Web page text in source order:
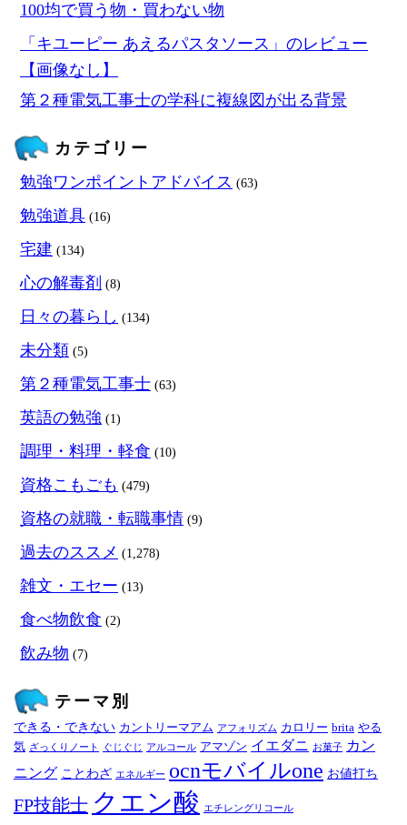
100均で買う物・買わない物
「キユーピー あえるパスタソース」のレビュー
【画像なし】
第２種電気工事士の学科に複線図が出る背景
カテゴリー
勉強ワンポイントアドバイス (63)
勉強道具 (16)
宅建 (134)
心の解毒剤 (8)
日々の暮らし (134)
未分類 (5)
第２種電気工事士 (63)
英語の勉強 (1)
調理・料理・軽食 (10)
資格こもごも (479)
資格の就職・転職事情 (9)
過去のススメ (1,278)
雑文・エセー (13)
食べ物飲食 (2)
飲み物 (7)
テーマ別
できる・できない カントリーマアム アフォリズム カロリー brita やる
気 ざっくりノート ぐじぐじ アルコール アマゾン イエダニ お菓子 カン
ニング ことわざ エネルギー ocnモバイルone お値打ち
FP技能士 クエン酸 エチレングリコール